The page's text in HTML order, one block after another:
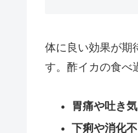
体に良い効果が期
す。酢イカの食べ
胃痛や吐き気
下痢や消化